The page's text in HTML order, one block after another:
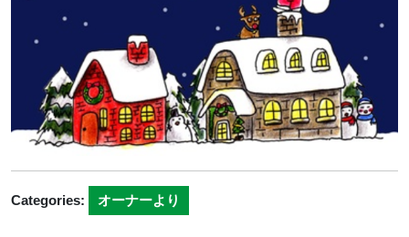
Categories: オーナーより